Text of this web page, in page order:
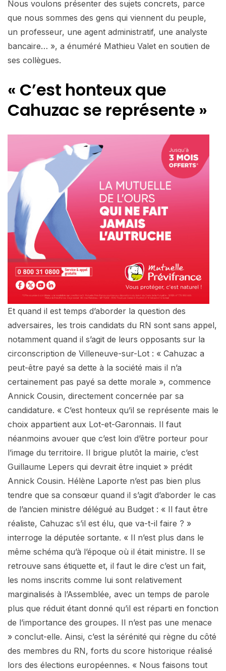
Nous voulons présenter des sujets concrets, parce
que nous sommes des gens qui viennent du peuple,
un professeur, une agent administratif, une analyste
bancaire… », a énuméré Mathieu Valet en soutien de
ses collègues.
« C’est honteux que
Cahuzac se représente »
Et quand il est temps d’aborder la question des
adversaires, les trois candidats du RN sont sans appel,
notamment quand il s’agit de leurs opposants sur la
circonscription de Villeneuve-sur-Lot : « Cahuzac a
peut-être payé sa dette à la société mais il n’a
certainement pas payé sa dette morale », commence
Annick Cousin, directement concernée par sa
candidature. « C’est honteux qu’il se représente mais le
choix appartient aux Lot-et-Garonnais. Il faut
néanmoins avouer que c’est loin d’être porteur pour
l’image du territoire. Il brigue plutôt la mairie, c’est
Guillaume Lepers qui devrait être inquiet » prédit
Annick Cousin. Hélène Laporte n’est pas bien plus
tendre que sa consœur quand il s’agit d’aborder le cas
de l’ancien ministre délégué au Budget : « Il faut être
réaliste, Cahuzac s’il est élu, que va-t-il faire ? »
interroge la députée sortante. « Il n’est plus dans le
même schéma qu’à l’époque où il était ministre. Il se
retrouve sans étiquette et, il faut le dire c’est un fait,
les noms inscrits comme lui sont relativement
marginalisés à l’Assemblée, avec un temps de parole
plus que réduit étant donné qu’il est réparti en fonction
de l’importance des groupes. Il n’est pas une menace
» conclut-elle. Ainsi, c’est la sérénité qui règne du côté
des membres du RN, forts du score historique réalisé
lors des élections européennes. « Nous faisons tout